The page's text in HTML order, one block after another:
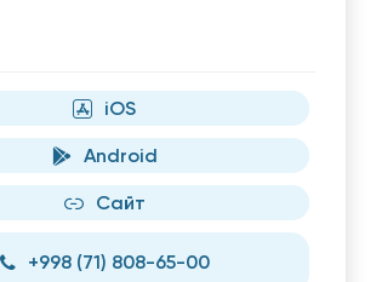
iOS
Android
Сайт
+998 (71) 808-65-00